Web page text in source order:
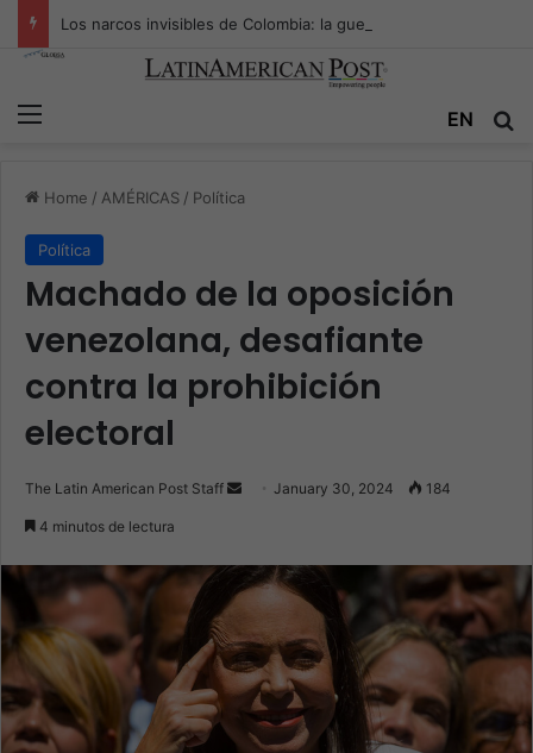
Menu EN
Home / AMÉRICAS / Política
Política
Machado de la oposición
venezolana, desafiante
contra la prohibición
electoral
The Latin American Post Staff
SendJanuary 30, 2024 184
4 minutos de lectura